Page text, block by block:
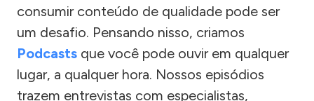
consumir conteúdo de qualidade pode ser
um desafio. Pensando nisso, criamos
Podcasts que você pode ouvir em qualquer
lugar, a qualquer hora. Nossos episódios
trazem entrevistas com especialistas,